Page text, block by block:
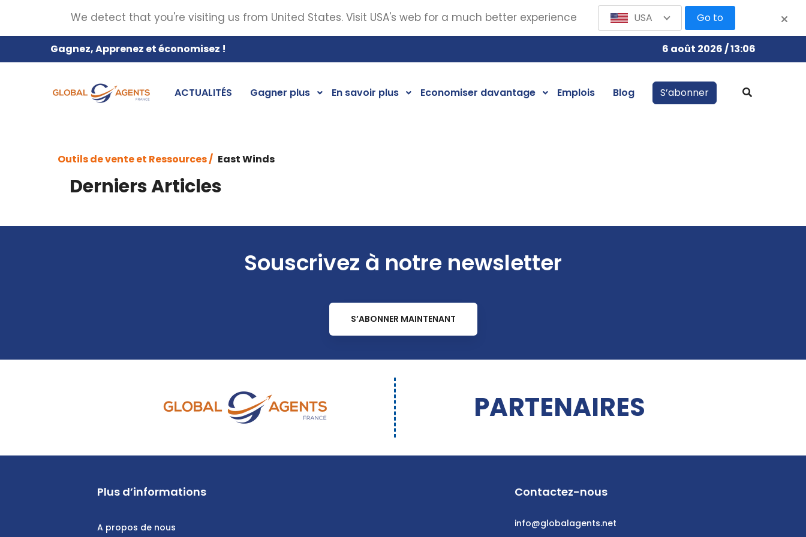
Gagnez, Apprenez et économisez ! 6 août 2026 / 13:06
ACTUALITÉS Gagner plus En savoir plus Economiser davantage Emplois Blog S’abonner
Outils de vente et Ressources / East Winds
Derniers Articles
Souscrivez à notre newsletter
S’ABONNER MAINTENANT
PARTENAIRES
Plus d’informations
A propos de nous
Contactez-nous
info@globalagents.net
We detect that you're visiting us from United States. Visit USA's web for a much better experience USA Go to